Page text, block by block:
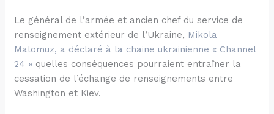
Le général de l’armée et ancien chef du service de
renseignement extérieur de l’Ukraine, Mikola
Malomuz, a déclaré à la chaine ukrainienne « Channel
24 » quelles conséquences pourraient entraîner la
cessation de l’échange de renseignements entre
Washington et Kiev.